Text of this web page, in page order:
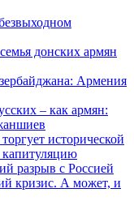
донских армян
Армения
– как армян:
исторической
разрыв с Россией
кризис. А может, и